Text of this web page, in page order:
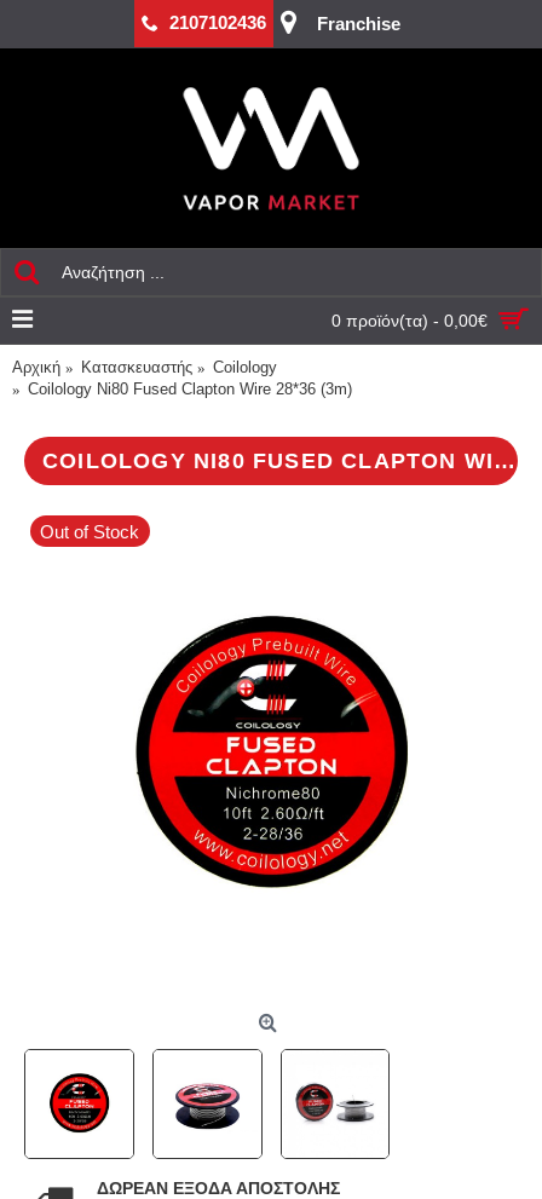
2107102436 Franchise
0 προϊόν(τα) - 0,00€
Αρχική Κατασκευαστής
Coilology
Coilology Ni80 Fused Clapton Wire 28*36 (3m)
COILOLOGY NI80 FUSED CLAPTON WIRE 28*36 (3M)
Out of Stock
ΔΩΡΕΑΝ ΕΞΟΔΑ ΑΠΟΣΤΟΛΗΣ